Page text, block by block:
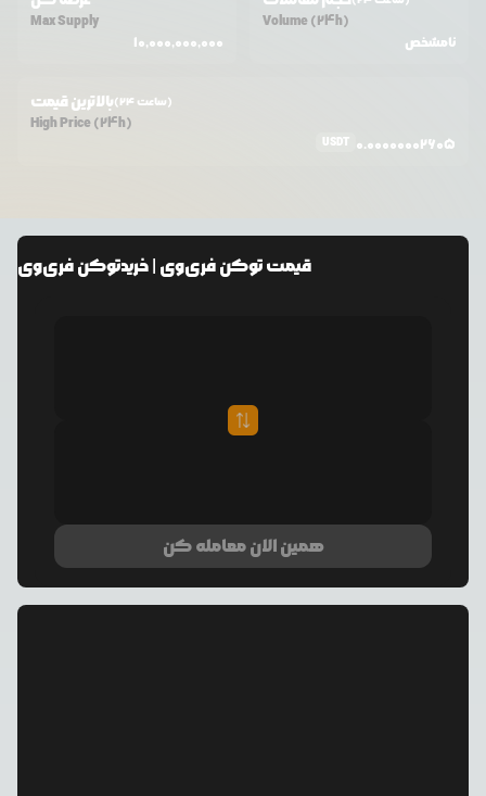
Max Supply
10,000,000,000
Volume (24h)
نامشخص
بالاترین قیمت (24 ساعت)
High Price (24h)
USDT 0.00000002605
قیمتتوکن فری‌وی | خریدتوکن فری‌وی
همین الان معامله کن